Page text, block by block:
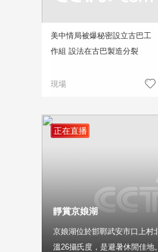
美中情局被爆秘密設立古巴工
作組 設法在古巴製造分裂
現場
正在直播
靜賞京娘湖
京娘湖位於邯鄲武安市口上村
溫26攝氏度，是避暑休閒佳地。